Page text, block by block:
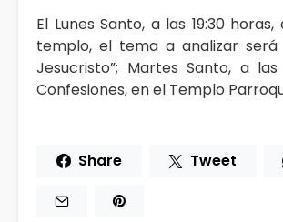
El Lunes Santo, a las 19:30
templo, el tema a analizar será
Jesucristo”; Martes Santo, a las
Confesiones, en el Templo
Share Tweet